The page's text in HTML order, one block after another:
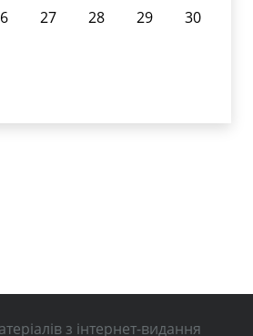
27 28 29
30
з інтернет-видання